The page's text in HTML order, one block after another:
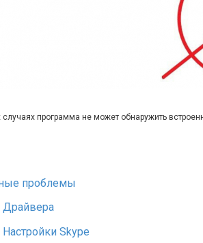
случаях программа не может обнаружить
проблемы
Драйвера
Настройки Skype